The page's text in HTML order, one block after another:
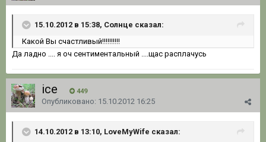
15.10.2012 в 15:38, Солнце сказал:
Какой Вы счастливый!!!!!!!!!!
Да ладно .... я оч сентиментальный ....щас расплачусь
ice 449
Опубликовано: 15.10.2012 16:25
14.10.2012 в 13:10, LoveMyWife сказал: